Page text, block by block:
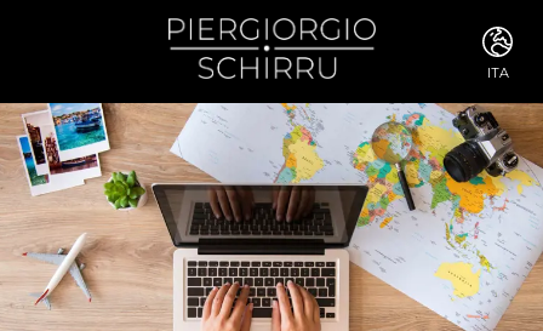
ITA
ITA
ENG
FRA
DEU
ESP
RUS
CHI
JPN
SVE